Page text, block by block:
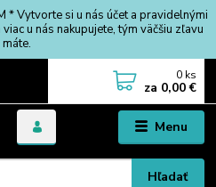
* Vytvorte si u nás účet a pravidelnými
u nás nakupujete, tým väčšiu zľavu
máte.
Menu
Hľadať
0 ks
za 0,00 €